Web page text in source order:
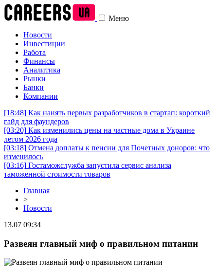
Меню
Новости
Инвестиции
Работа
Финансы
Аналитика
Рынки
Банки
Компании
[18:48] Как нанять первых разработчиков в стартап: короткий
гайд для фаундеров
[03:20] Как изменились цены на частные дома в Украине
летом 2026 года
[03:18] Отмена доплаты к пенсии для Почетных доноров: что
изменилось
[03:16] Гостаможслужба запустила сервис анализа
таможенной стоимости товаров
Главная
>
Новости
13.07 09:34
Развеян главный миф о правильном питании